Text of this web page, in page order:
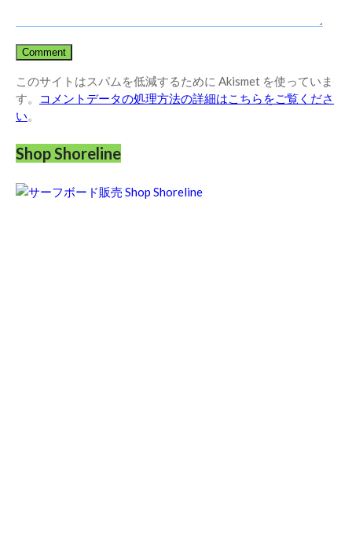
このサイトはスパムを低減するために Akismet を使っていま
す。
コメントデータの処理方法の詳細はこちらをご覧くださ
い。
Shop Shoreline